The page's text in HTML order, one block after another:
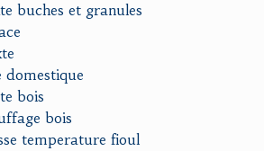
buches et granules
domestique
bois
bois
temperature fioul